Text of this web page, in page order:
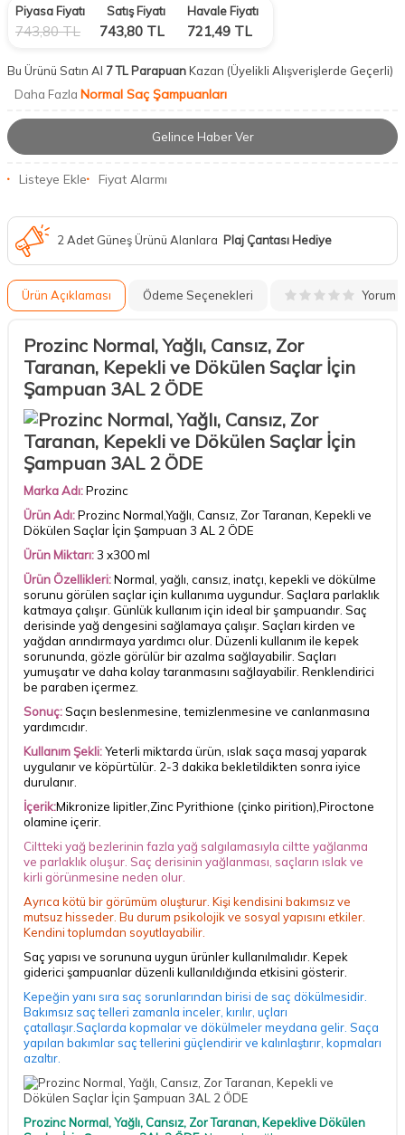
Piyasa Fiyatı
743,80TL
Satış Fiyatı
743,80 TL
Havale Fiyatı
721,49 TL
Bu Ürünü Satın Al 7 TL ParapuanKazan (Üyelikli Alışverişlerde Geçerli)
Daha Fazla Normal Saç Şampuanları
Gelince Haber Ver
Listeye Ekle Fiyat Alarmı
2 Adet Güneş Ürünü Alanlara Plaj Çantası Hediye
Ürün Açıklaması Ödeme Seçenekleri Yorum
Prozinc Normal, Yağlı, Cansız, Zor
Taranan, Kepekli ve Dökülen Saçlar İçin
Şampuan 3AL 2 ÖDE
Marka Adı:Prozinc
Ürün Adı:Prozinc Normal,Yağlı, Cansız, Zor Taranan, Kepekli ve
Dökülen Saçlar İçin Şampuan 3 AL 2 ÖDE
Ürün Miktarı:3 x300 ml
Ürün Özellikleri:Normal, yağlı, cansız, inatçı, kepekli ve dökülme
sorunu görülen saçlar için kullanıma uygundur. Saçlara parlaklık
katmaya çalışır. Günlük kullanım için ideal bir şampuandır. Saç
derisinde yağ dengesini sağlamaya çalışır. Saçları kirden ve
yağdan arındırmaya yardımcı olur. Düzenli kullanım ile kepek
sorununda, gözle görülür bir azalma sağlayabilir. Saçları
yumuşatır ve daha kolay taranmasını sağlayabilir. Renklendirici
be paraben içermez.
Sonuç:Saçın beslenmesine, temizlenmesine ve canlanmasına
yardımcıdır.
Kullanım Şekli:Yeterli miktarda ürün, ıslak saça masaj yaparak
uygulanır ve köpürtülür. 2-3 dakika bekletildikten sonra iyice
durulanır.
İçerik:Mikronize lipitler,Zinc Pyrithione (çinko pirition),Piroctone
olamine içerir.
Ciltteki yağ bezlerinin fazla yağ salgılamasıyla ciltte yağlanma
ve parlaklık oluşur. Saç derisinin yağlanması, saçların ıslak ve
kirli görünmesine neden olur.
Ayrıca kötü bir görümüm oluşturur. Kişi kendisini bakımsız ve
mutsuz hisseder. Bu durum psikolojik ve sosyal yapısını etkiler.
Kendini toplumdan soyutlayabilir.
Saç yapısı ve sorununa uygun ürünler kullanılmalıdır. Kepek
giderici şampuanlar düzenli kullanıldığında etkisini gösterir.
Kepeğin yanı sıra saç sorunlarından birisi de saç dökülmesidir.
Bakımsız saç telleri zamanla inceler, kırılır, uçları
çatallaşır.Saçlarda kopmalar ve dökülmeler meydana gelir. Saça
yapılan bakımlar saç tellerini güçlendirir ve kalınlaştırır, kopmaları
azaltır.
Prozinc Normal, Yağlı, Cansız, Zor Taranan, Kepeklive Dökülen